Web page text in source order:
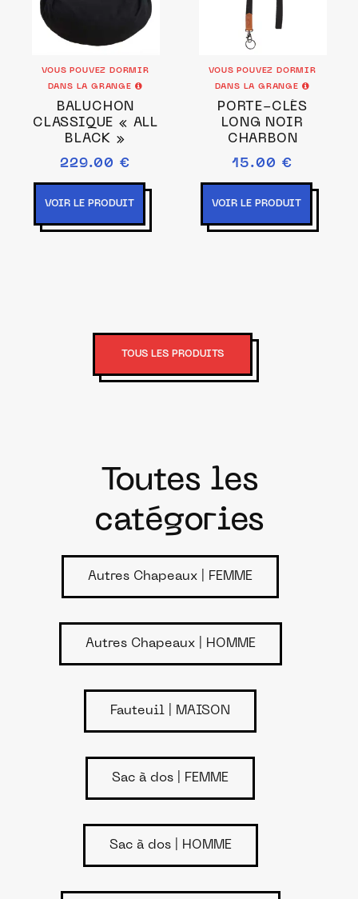
VOUS POUVEZ DORMIR
DANS LA GRANGE
BALUCHON
CLASSIQUE « ALL
BLACK »
229.00 €
VOIR LE PRODUIT
VOUS POUVEZ DORMIR
DANS LA GRANGE
PORTE-CLÉS
LONG NOIR
CHARBON
15.00 €
VOIR LE PRODUIT
TOUS LES PRODUITS
Toutes les
catégories
Autres Chapeaux | FEMME
Autres Chapeaux | HOMME
Fauteuil | MAISON
Sac à dos | FEMME
Sac à dos | HOMME